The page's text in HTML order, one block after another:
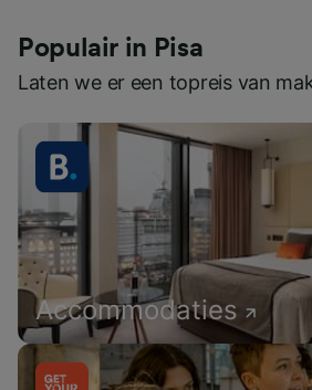
Populair in Pisa
Laten we er een topreis van
Accommodaties